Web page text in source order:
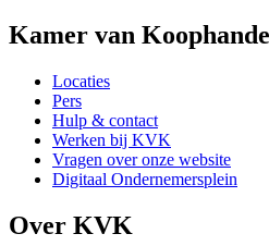
Kamer van
Locaties
Pers
Hulp & contact
Werken bij KVK
Vragen over onze website
Digitaal Ondernemersplein
Over KVK